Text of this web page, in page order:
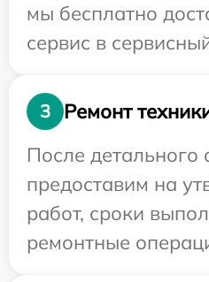
мы бесплатно
сервис в
3
Ремонт
После
предоставим на
работ, сроки
ремонтные